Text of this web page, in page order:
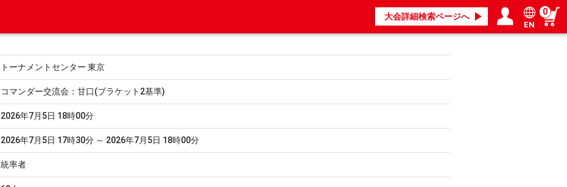
大会詳細検索ページへ
EN
0
トーナメントセンター 東京
コマンダー交流会：甘口(ブラケット2基準)
2026年7月5日 18時00分
2026年7月5日 17時30分 ～ 2026年7月5日 18時00分
統率者